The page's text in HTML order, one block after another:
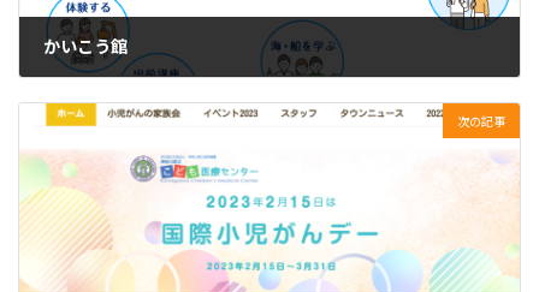
かいこう館
次の記事